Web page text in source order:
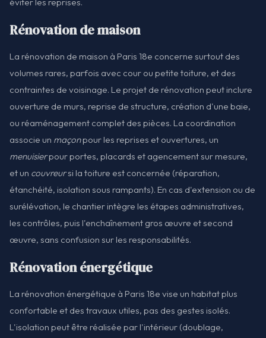
Rénovation de maison
La rénovation de maison à Paris 18e concerne surtout des
volumes rares, parfois avec cour ou petite toiture, et des
contraintes de voisinage. Le projet de rénovation peut inclure
ouverture de murs, reprise de structure, création d'une baie,
ou réaménagement complet des pièces. La coordination
associe un maçonpour les reprises et ouvertures, un
menuisierpour portes, placards et agencement sur mesure,
et un couvreursi la toiture est concernée (réparation,
étanchéité, isolation sous rampants). En cas d'extension ou de
surélévation, le chantier intègre les étapes administratives,
les contrôles, puis l'enchaînement gros œuvre et second
œuvre, sans confusion sur les responsabilités.
Rénovation énergétique
La rénovation énergétique à Paris 18e vise un habitat plus
confortable et des travaux utiles, pas des gestes isolés.
L'isolation peut être réalisée par l'intérieur (doublage,